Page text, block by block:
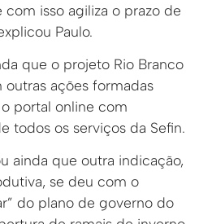
com isso agiliza o prazo de
Paulo.
que o projeto Rio Branco
ações formadas
portal online com
todos os serviços da Sefin.
ainda que outra indicação,
se deu com o
do plano de governo do